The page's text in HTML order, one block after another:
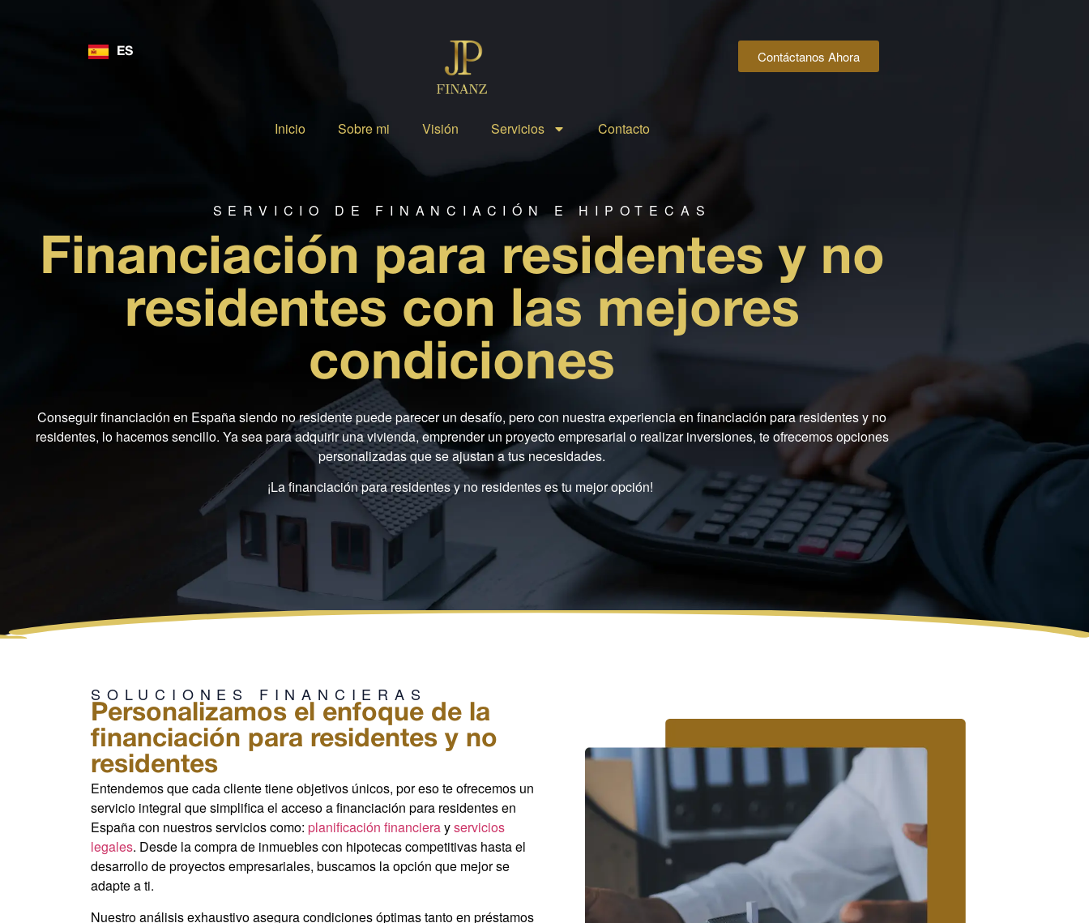
ES
EN
Inicio Sobre mi Visión Servicios Contacto
Contáctanos Ahora
SERVICIO DE FINANCIACIÓN E HIPOTECAS
Financiación para residentes y no
residentes con las mejores
condiciones
Conseguir financiación en España siendo no residente puede parecer un desafío, pero con nuestra experiencia en financiación para residentes y no
residentes, lo hacemos sencillo. Ya sea para adquirir una vivienda, emprender un proyecto empresarial o realizar inversiones, te ofrecemos opciones
personalizadas que se ajustan a tus necesidades.
¡La financiación para residentes y no residentes es tu mejor opción!
SOLUCIONES FINANCIERAS
Personalizamos el enfoque de la
financiación para residentes y no
residentes
Entendemos que cada cliente tiene objetivos únicos, por eso te ofrecemos un
servicio integral que simplifica el acceso a financiación para residentes en
España con nuestros servicios como: planificación financierayservicios
legales. Desde la compra de inmuebles con hipotecas competitivas hasta el
desarrollo de proyectos empresariales, buscamos la opción que mejor se
adapte a ti.
Nuestro análisis exhaustivo asegura condiciones óptimas tanto en préstamos